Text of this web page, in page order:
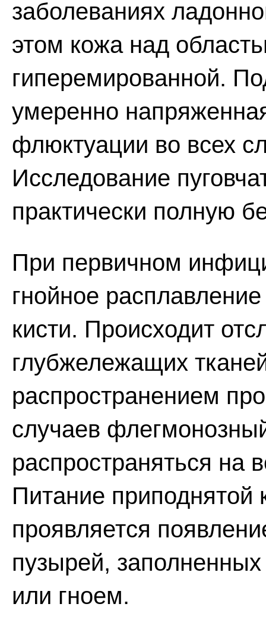
заболеваниях
этом кожа над
гиперемированной.
умеренно
флюктуации во всех
Исследование
практически полную
При первичном
гнойное
кисти. Происходит
глубжележащих
распространением
случаев
распространяться на
Питание приподнятой
проявляется
пузырей,
или гноем.